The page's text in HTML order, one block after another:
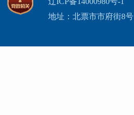
地址：北票市市府街8号